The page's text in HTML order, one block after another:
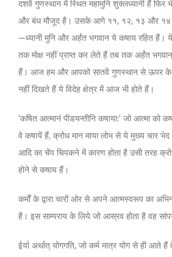
दशवें गुणस्थान में स्थित महामुनि शुक्लध्यानी हैं फिर
और बंध मौजूद है। उसके आगे ११, १२, १३ और १४
—ध्यानी मुनि और अर्हंत भगवान ये कषाय रहित हैं।
तक मोक्ष नहीं प्राप्त कर लेते हैं तब तक अर्हंत
हैं। आज हम और आपको सातवें गुणस्थान से ऊपर के
नहीं दिखते हैं ये विदेह क्षेत्र में आज भी होते हैं।
‘कषित आत्मानं पीडयन्तीनि कषाया:’ जो आत्मा को
वे कषायें हैं, क्रोध मान माया लोभ से ये मुख्य चार
आदि का चेंप चिपकने में कारण होता है उसी तरह
होने से कषाय हैं।
कर्मों के द्वारा चारों ओर से अपने आत्मस्वरूप का
है। इस साम्पराय के लिये जो आस्रव होता है वह
ईर्या अर्थात् योगगति, जो कर्म मात्र योग से ही आते